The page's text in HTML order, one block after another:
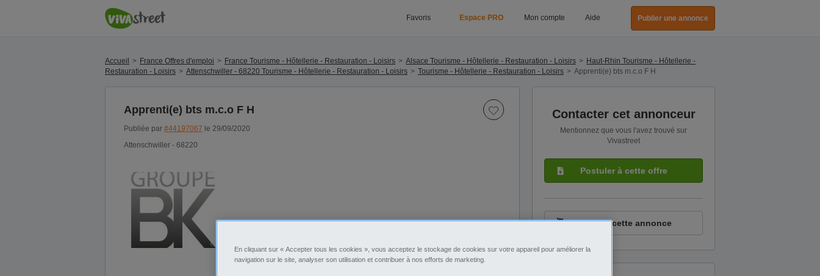
Favoris Espace PRO Mon compte Aide Publier une annonce
Accueil France Offres d'emploi France Tourisme - Hôtellerie - Restauration - Loisirs Alsace Tourisme - Hôtellerie - Restauration - Loisirs
Haut-Rhin Tourisme - Hôtellerie -
Restauration - Loisirs
Attenschwiller - 68220 Tourisme - Hôtellerie - Restauration - Loisirs Tourisme - Hôtellerie - Restauration - Loisirs Apprenti(e) bts m.c.o F H
Apprenti(e) bts m.c.o F H
Publiée par #44197067 le 29/09/2020
Attenschwiller - 68220
Contacter cet annonceur
Mentionnez que vous l'avez trouvé sur
Vivastreet
Postuler à cette offre
Signaler cette annonce
En cliquant sur « Accepter tous les cookies », vous acceptez le stockage de cookies sur votre appareil pour améliorer la
navigation sur le site, analyser son utilisation et contribuer à nos efforts de marketing.